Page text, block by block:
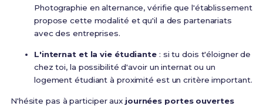
Photographie en alternance, vérifie que l'établissement
propose cette modalité et qu'il a des partenariats
avec des entreprises.
L'internat et la vie étudiante: si tu dois t'éloigner de
chez toi, la possibilité d'avoir un internat ou un
logement étudiant à proximité est un critère important.
N'hésite pas à participer aux journées portes ouvertes